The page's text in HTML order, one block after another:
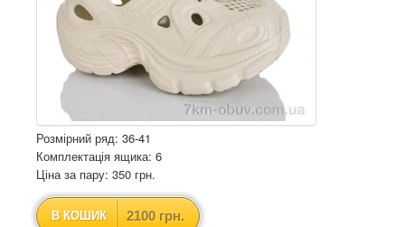
Розмірний ряд: 36-41
Комплектація ящика: 6
Ціна за пару: 350 грн.
В КОШИК 2100 грн.